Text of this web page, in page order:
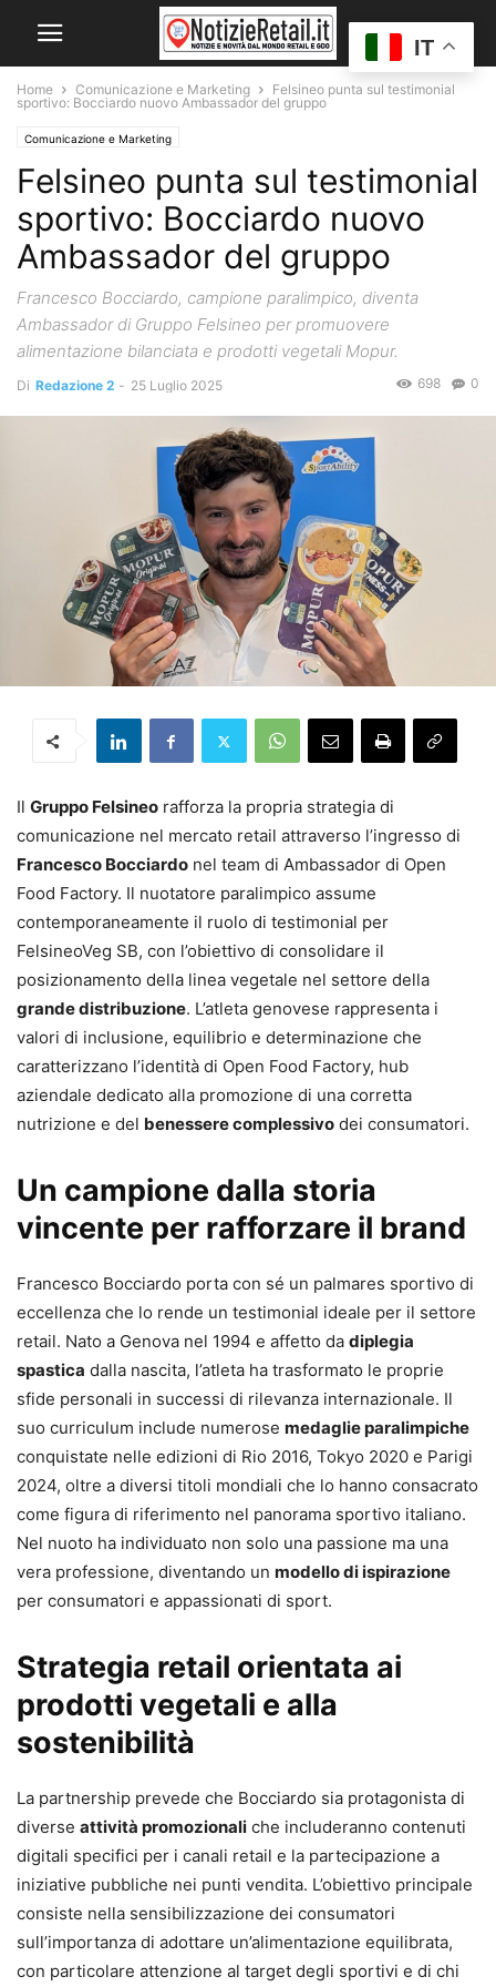
Home Comunicazione e Marketing
Felsineo punta sul testimonial
sportivo: Bocciardo nuovo Ambassador del gruppo
Comunicazione e Marketing
Felsineo punta sul testimonial
sportivo: Bocciardo nuovo
Ambassador del gruppo
Francesco Bocciardo, campione paralimpico, diventa
Ambassador di Gruppo Felsineo per promuovere
alimentazione bilanciata e prodotti vegetali Mopur.
Di Redazione 2 - 25 Luglio 2025 0
698
Il Gruppo Felsineo rafforza la propria strategia di
comunicazione nel mercato retail attraverso l’ingresso di
Francesco Bocciardo nel team di Ambassador di Open
Food Factory. Il nuotatore paralimpico assume
contemporaneamente il ruolo di testimonial per
FelsineoVeg SB, con l’obiettivo di consolidare il
posizionamento della linea vegetale nel settore della
grande distribuzione. L’atleta genovese rappresenta i
valori di inclusione, equilibrio e determinazione che
caratterizzano l’identità di Open Food Factory, hub
aziendale dedicato alla promozione di una corretta
nutrizione e del benessere complessivo dei consumatori.
Un campione dalla storia
vincente per rafforzare il brand
Francesco Bocciardo porta con sé un palmares sportivo di
eccellenza che lo rende un testimonial ideale per il settore
retail. Nato a Genova nel 1994 e affetto da diplegia
spastica dalla nascita, l’atleta ha trasformato le proprie
sfide personali in successi di rilevanza internazionale. Il
suo curriculum include numerose medaglie paralimpiche
conquistate nelle edizioni di Rio 2016, Tokyo 2020 e Parigi
2024, oltre a diversi titoli mondiali che lo hanno consacrato
come figura di riferimento nel panorama sportivo italiano.
Nel nuoto ha individuato non solo una passione ma una
vera professione, diventando un modello di ispirazione
per consumatori e appassionati di sport.
Strategia retail orientata ai
prodotti vegetali e alla
sostenibilità
La partnership prevede che Bocciardo sia protagonista di
diverse attività promozionali che includeranno contenuti
digitali specifici per i canali retail e la partecipazione a
iniziative pubbliche nei punti vendita. L’obiettivo principale
consiste nella sensibilizzazione dei consumatori
sull’importanza di adottare un’alimentazione equilibrata,
con particolare attenzione al target degli sportivi e di chi
IT